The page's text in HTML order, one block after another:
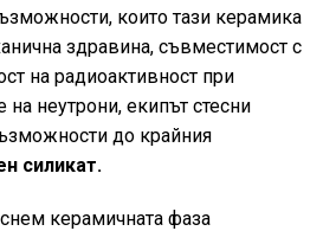
които тази керамика
здравина, съвместимост с
на радиоактивност при
на неутрони, екипът стесни
до крайния
силикат.
керамичната фаза